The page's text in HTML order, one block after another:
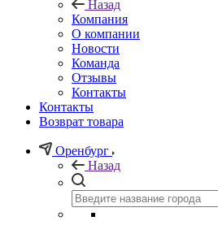
Назад
Компания
О компании
Новости
Команда
Отзывы
Контакты
Контакты
Возврат товара
Оренбург
Назад